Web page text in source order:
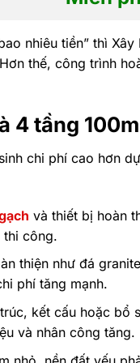
nhiêu tiền” thì
thế, công trình
4 tầng
chi phí cao hơn
và thiết bị hoàn
công.
thiện như đá
phí tăng mạnh.
kết cấu hoặc bổ
và nhân công tăng.